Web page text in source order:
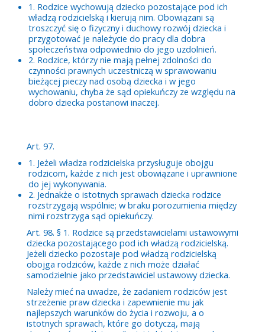
1. Rodzice wychowują dziecko pozostające pod ich
władzą rodzicielską i kierują nim. Obowiązani są
troszczyć się o fizyczny i duchowy rozwój dziecka i
przygotować je należycie do pracy dla dobra
społeczeństwa odpowiednio do jego uzdolnień.
2. Rodzice, którzy nie mają pełnej zdolności do
czynności prawnych uczestniczą w sprawowaniu
bieżącej pieczy nad osobą dziecka i w jego
wychowaniu, chyba że sąd opiekuńczy ze względu na
dobro dziecka postanowi inaczej.
Art. 97.
1. Jeżeli władza rodzicielska przysługuje obojgu
rodzicom, każde z nich jest obowiązane i uprawnione
do jej wykonywania.
2. Jednakże o istotnych sprawach dziecka rodzice
rozstrzygają wspólnie; w braku porozumienia między
nimi rozstrzyga sąd opiekuńczy.
Art. 98. § 1. Rodzice są przedstawicielami ustawowymi
dziecka pozostającego pod ich władzą rodzicielską.
Jeżeli dziecko pozostaje pod władzą rodzicielską
obojga rodziców, każde z nich może działać
samodzielnie jako przedstawiciel ustawowy dziecka.
Należy mieć na uwadze, że zadaniem rodziców jest
strzeżenie praw dziecka i zapewnienie mu jak
najlepszych warunków do życia i rozwoju, a o
istotnych sprawach, które go dotyczą, mają